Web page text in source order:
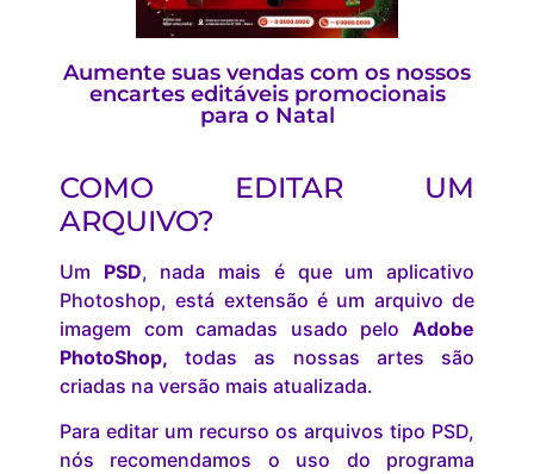
Aumente suas vendas com os nossos
encartes editáveis promocionais
para o Natal
COMO EDITAR UM
ARQUIVO?
Um PSD, nada mais é que um aplicativo
Photoshop, está extensão é um arquivo de
imagem com camadas usado pelo Adobe
PhotoShop, todas as nossas artes são
criadas na versão mais atualizada.
Para editar um recurso os arquivos tipo PSD,
nós recomendamos o uso do programa